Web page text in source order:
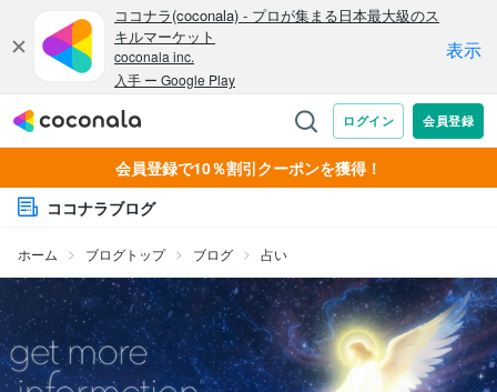
会員登録で10％割引クーポンを獲得！
ココナラブログ
ホーム ブログトップ ブログ 占い